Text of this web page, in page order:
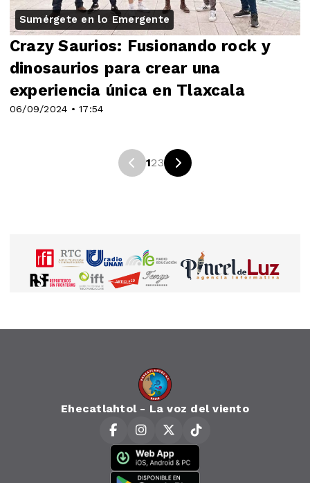
Sumérgete en lo Emergente
06/09/2024 • 17:54
Crazy Saurios: Fusionando rock y
dinosaurios para crear una
experiencia única en Tlaxcala
123
Ehecatlahtol - La voz del viento